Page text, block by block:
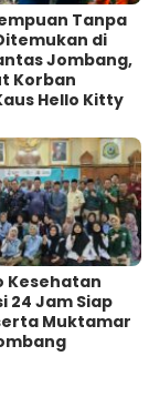
Tanpa
di
Jombang,
Korban
Hello Kitty
Kesehatan
24 Jam Siap
Muktamar